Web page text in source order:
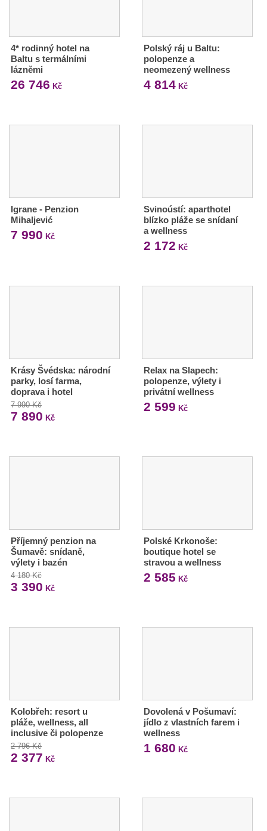
4* rodinný hotel na
Baltu s termálními
lázněmi
26 746 Kč
Polský ráj u Baltu:
polopenze a
neomezený wellness
4 814Kč
Igrane - Penzion
Mihaljević
7 990 Kč
Svinoústí: aparthotel
blízko pláže se snídaní
a wellness
2 172 Kč
Krásy Švédska: národní
parky, losí farma,
doprava i hotel
7 990 Kč
7 890 Kč
Relax na Slapech:
polopenze, výlety i
privátní wellness
2 599 Kč
Příjemný penzion na
Šumavě: snídaně,
výlety i bazén
4 180 Kč
3 390 Kč
Polské Krkonoše:
boutique hotel se
stravou a wellness
2 585 Kč
Kolobřeh: resort u
pláže, wellness, all
inclusive či polopenze
2 796 Kč
2 377 Kč
Dovolená v Pošumaví:
jídlo z vlastních farem i
wellness
1 680 Kč